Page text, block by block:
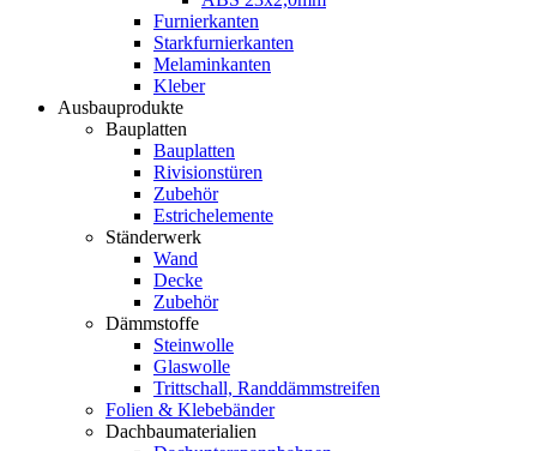
Furnierkanten
Starkfurnierkanten
Melaminkanten
Kleber
Ausbauprodukte
Bauplatten
Bauplatten
Rivisionstüren
Zubehör
Estrichelemente
Ständerwerk
Wand
Decke
Zubehör
Dämmstoffe
Steinwolle
Glaswolle
Trittschall, Randdämmstreifen
Folien & Klebebänder
Dachbaumaterialien